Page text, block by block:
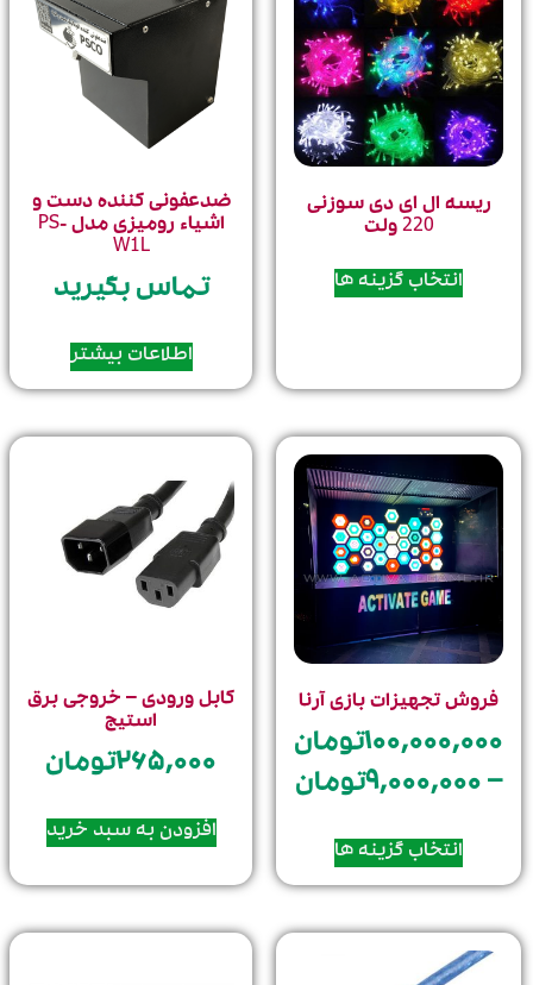
ریسه ال ای دی سوزنی
انتخاب گزینه ها
ضدعفونی کننده دست و
اشیاء رومیزی مدل PS-
W1L
تماس بگیرید
اطلاعات بیشتر
فروش تجهیزات بازی آرنا
تومان
۹,۰۰۰,۰۰۰تومان
انتخاب گزینه ها
کابل ورودی – خروجی برق
استیج
۲۶۵,۰۰۰تومان
افزودن به سبد خرید